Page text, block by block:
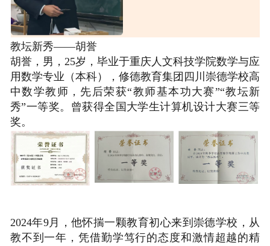
教坛新秀——胡誉
胡誉，男，25岁，毕业于重庆人文科技学院数学与应
用数学专业（本科），修德教育集团四川崇德学校高
中数学教师，先后荣获“教师基本功大赛”“教坛新
秀”一等奖。曾获得全国大学生计算机设计大赛三等
奖。
2024年9月，他怀揣一颗教育初心来到崇德学校，从
教不到一年，凭借勤学笃行的态度和激情超越的精